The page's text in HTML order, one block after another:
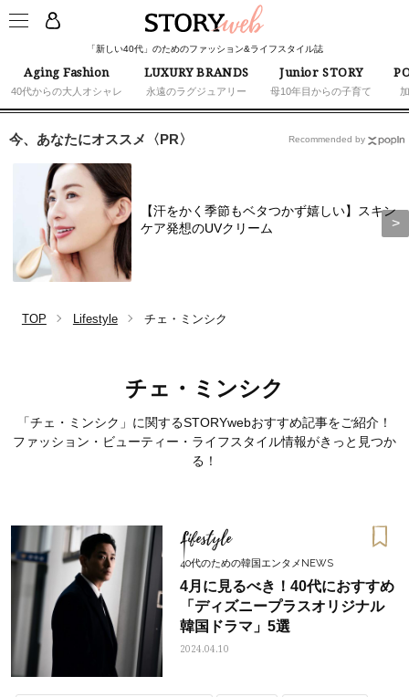
「新しい40代」のためのファッション&ライフスタイル誌
Aging Fashion
40代からの大人オシャレ
LUXURY BRANDS
永遠のラグジュアリー
Junior STORY
母10年目からの子育て
今、あなたにオススメ〈PR〉
【汗をかく季節もベタつかず嬉しい】スキン
ケア発想のUVクリーム
Recommended by
TOP Lifestyle チェ・ミンシク
チェ・ミンシク
「チェ・ミンシク」に関するSTORYwebおすすめ記事をご紹介！
ファッション・ビューティー・ライフスタイル情報がきっと見つか
る！
Lifestyle
40代のための韓国エンタメNEWS
4月に見るべき！40代におすすめ
「ディズニープラスオリジナル
韓国ドラマ」5選
2024.04.10